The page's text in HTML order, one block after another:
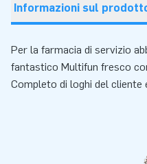
Informazioni sul
Per la farmacia di servizio
fantastico Multifun fresco
Completo di loghi del cliente